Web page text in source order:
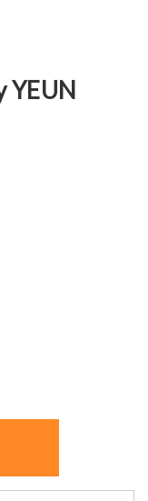
YEUN